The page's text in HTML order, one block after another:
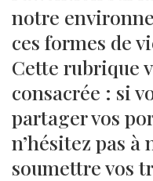
notre
ces formes de
Cette rubrique
consacrée : si
partager vos
n’hésitez pas à
soumettre vos